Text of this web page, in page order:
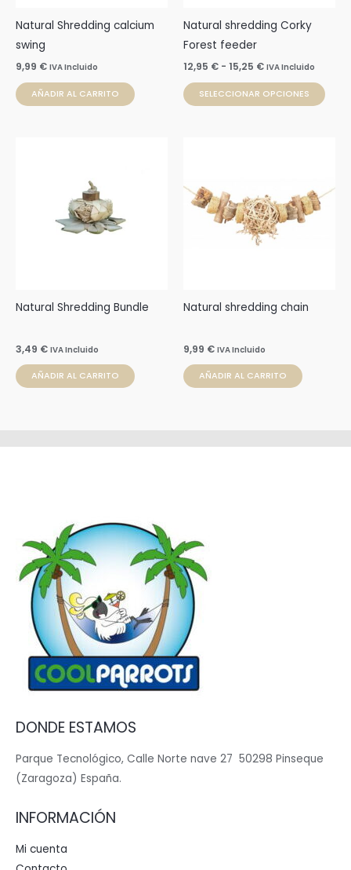
Natural Shredding calcium
swing
9,99 € IVA Incluido
AÑADIR AL CARRITO
Natural shredding Corky
Forest feeder
12,95 € - 15,25 € IVA Incluido
SELECCIONAR OPCIONES
Natural Shredding Bundle
3,49 € IVA Incluido
AÑADIR AL CARRITO
Natural shredding chain
9,99 € IVA Incluido
AÑADIR AL CARRITO
DONDE ESTAMOS
Parque Tecnológico, Calle Norte nave 27 50298 Pinseque
(Zaragoza) España.
INFORMACIÓN
Mi cuenta